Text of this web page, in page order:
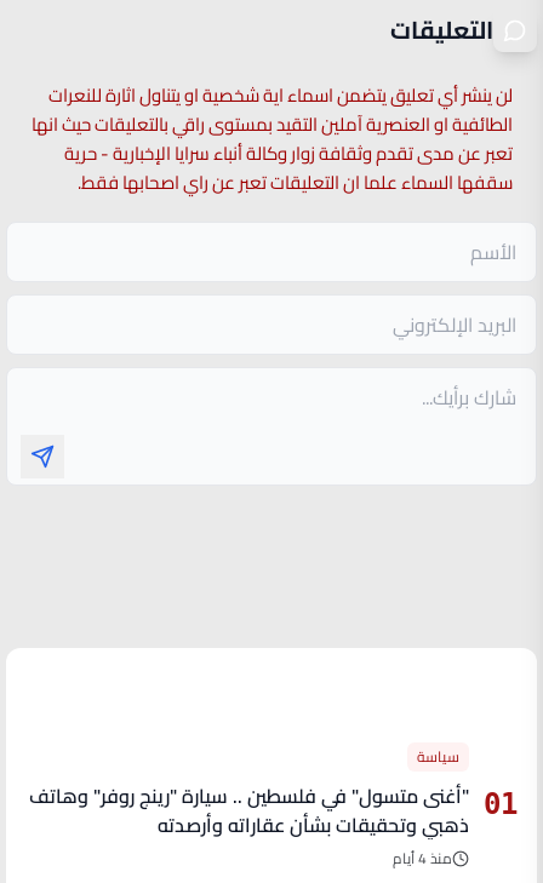
التعليقات
لن ينشر أي تعليق يتضمن اسماء اية شخصية او يتناول اثارة للنعرات
الطائفية او العنصرية آملين التقيد بمستوى راقي بالتعليقات حيث انها
تعبر عن مدى تقدم وثقافة زوار وكالة أنباء سرايا الإخبارية - حرية
سقفها السماء علما ان التعليقات تعبر عن راي اصحابها فقط.
01
سياسة
"أغنى متسول" في فلسطين .. سيارة "رينج روفر" وهاتف
ذهبي وتحقيقات بشأن عقاراته وأرصدته
منذ 4 أيام